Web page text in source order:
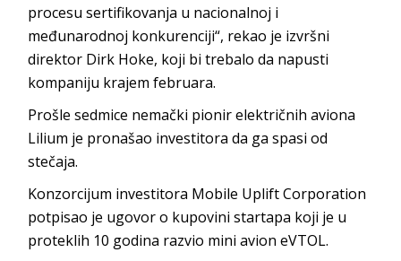
procesu sertifikovanja u nacionalnoj i
međunarodnoj konkurenciji“, rekao je izvršni
direktor Dirk Hoke, koji bi trebalo da napusti
kompaniju krajem februara.
Prošle sedmice nemački pionir električnih aviona
Lilium je pronašao investitora da ga spasi od
stečaja.
Konzorcijum investitora Mobile Uplift Corporation
potpisao je ugovor o kupovini startapa koji je u
proteklih 10 godina razvio mini avion eVTOL.